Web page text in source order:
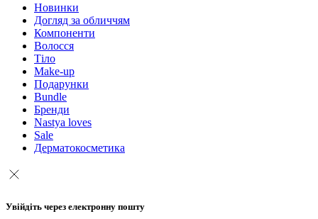
Новинки
Догляд за обличчям
Компоненти
Волосся
Тіло
Make-up
Подарунки
Bundle
Бренди
Nastya loves
Sale
Дерматокосметика
Увійдіть через електронну пошту